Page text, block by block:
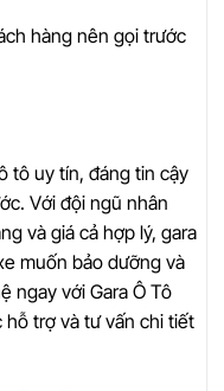
hàng nên gọi trước
tô uy tín, đáng tin cậy
Với đội ngũ nhân
và giá cả hợp lý, gara
muốn bảo dưỡng và
ngay với Gara Ô Tô
hỗ trợ và tư vấn chi tiết